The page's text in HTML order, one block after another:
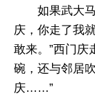
如果武大
庆，你走了我
敢来。”西门庆
碗，还与邻居
庆……”